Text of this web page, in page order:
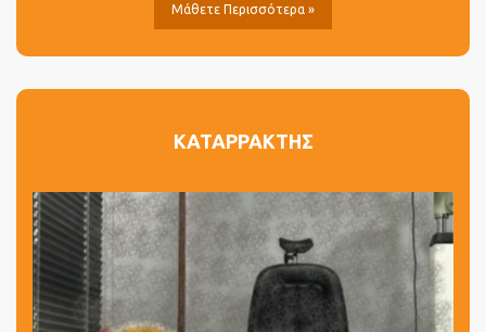
Μάθετε Περισσότερα »
ΚΑΤΑΡΡΑΚΤΗΣ